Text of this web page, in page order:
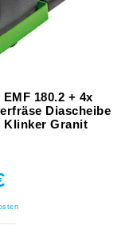
180.2 + 4x
Diascheibe
Klinker Granit